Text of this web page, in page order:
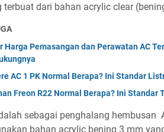
dari bahan acrylic clear
Harga Pemasangan dan Perawatan AC
AC 1 PK Normal Berapa? Ini Standar
Freon R22 Normal Berapa? Ini Standar
sebagai penghalang hembusan
bahan acrylic bening 3 mm